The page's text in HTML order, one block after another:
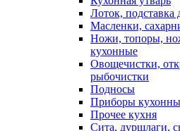
Лоток, подставка
Масленки,
Ножи, топоры,
кухонные
Овощечистки,
рыбочистки
Подносы
Приборы
Прочее кухня
Сита, дуршлаги,